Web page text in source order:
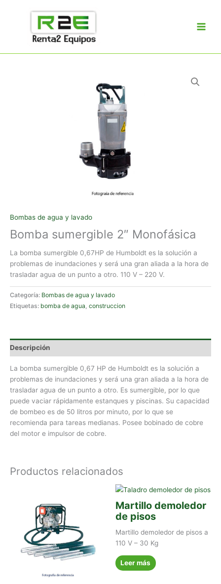
Bombas de agua y lavado
Bomba sumergible 2″ Monofásica
La bomba sumergible 0,67HP de Humboldt es la solución a
problemas de inundaciones y será una gran aliada a la hora de
trasladar agua de un punto a otro. 110 V – 220 V.
Categoría: Bombas de agua y lavado
Etiquetas: bomba de agua, construccion
Descripción
La bomba sumergible 0,67 HP de Humboldt es la solución a
problemas de inundaciones y será una gran aliada a la hora de
trasladar agua de un punto a otro. Es sumergible, por lo que
puede vaciar rápidamente estanques y piscinas. Su capacidad
de bombeo es de 50 litros por minuto, por lo que se
recomienda para tareas medianas. Posee bobinado de cobre
del motor e impulsor de cobre.
Productos relacionados
Martillo demoledor
de pisos
Martillo demoledor de pisos a
110 V – 30 Kg
Leer más